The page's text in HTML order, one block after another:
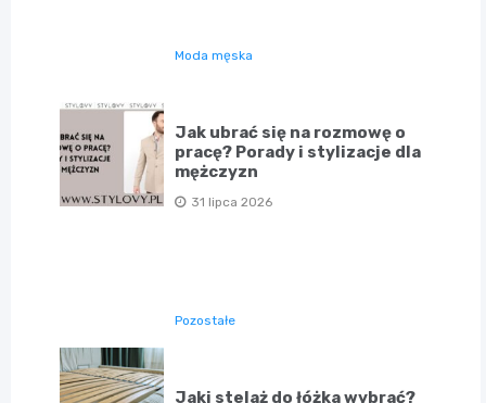
Moda męska
Jak ubrać się na rozmowę o
pracę? Porady i stylizacje dla
mężczyzn
31 lipca 2026
Pozostałe
Jaki stelaż do łóżka wybrać?